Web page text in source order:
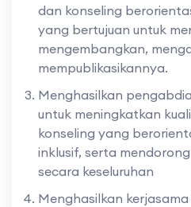
dan konseling
yang bertujuan untuk
mengembangkan,
mempublikasikannya.
Menghasilkan
untuk meningkatkan
konseling yang
inklusif, serta
secara keseluruhan
Menghasilkan